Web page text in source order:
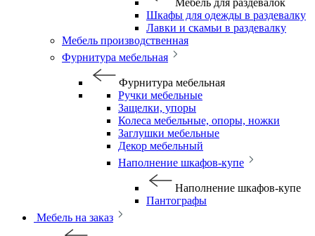
Мебель для раздевалок
Шкафы для одежды в раздевалку
Лавки и скамьи в раздевалку
Мебель производственная
Фурнитура мебельная
Фурнитура мебельная
Ручки мебельные
Защелки, упоры
Колеса мебельные, опоры, ножки
Заглушки мебельные
Декор мебельный
Наполнение шкафов-купе
Наполнение шкафов-купе
Пантографы
Мебель на заказ